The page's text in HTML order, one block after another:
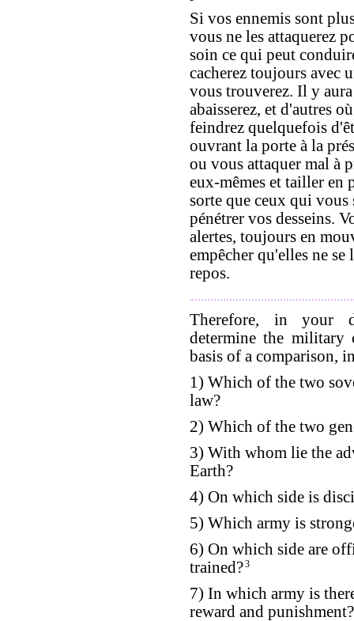
Si vos ennemis sont
vous ne les attaquerez
soin ce qui peut
cacherez toujours avec
vous trouverez. Il y
abaisserez, et d'autres
feindrez quelquefois
ouvrant la porte à la
ou vous attaquer mal à
eux-mêmes et tailler en
sorte que ceux qui
pénétrer vos desseins.
alertes, toujours en
empêcher qu'elles ne
repos.
Therefore, in your
determine the military
basis of a comparison,
1) Which of the two
law?
2) Which of the two
3) With whom lie the
Earth?
4) On which side is
5) Which army is
6) On which side are
trained?3
7) In which army is
reward and punishment?